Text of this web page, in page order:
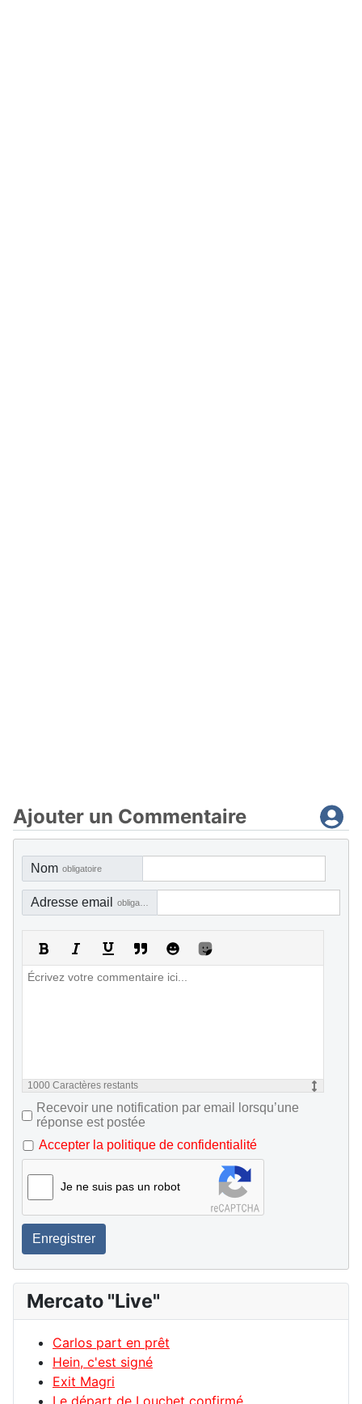
Ajouter un Commentaire
Nom obligatoire
Adresse email
1000 Caractères restants
Recevoir une notification par email lorsqu’une
réponse est postée
Accepter la politique de confidentialité
Je ne suis pas un robot
Enregistrer
Mercato "Live"
Carlos part en prêt
Hein, c'est signé
Exit Magri